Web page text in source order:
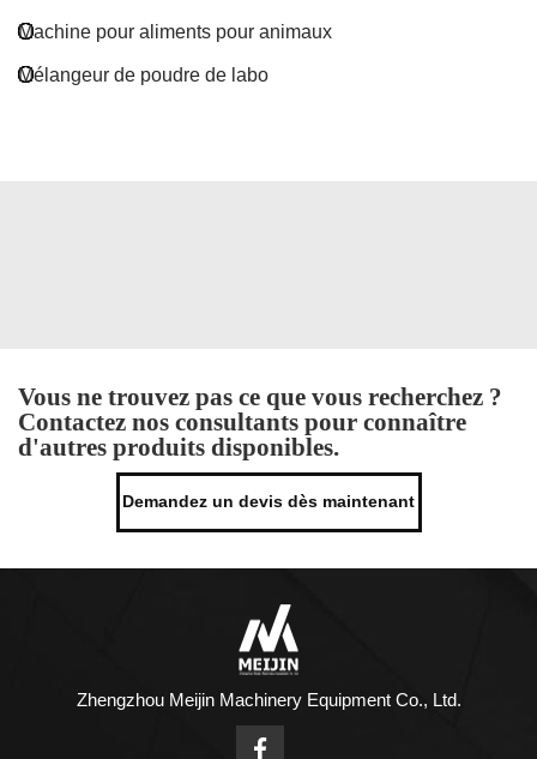
Machine pour aliments pour animaux
Mélangeur de poudre de labo
Vous ne trouvez pas ce que vous recherchez ?
Contactez nos consultants pour connaître
d'autres produits disponibles.
Demandez un devis dès maintenant
Zhengzhou Meijin Machinery Equipment Co., Ltd.